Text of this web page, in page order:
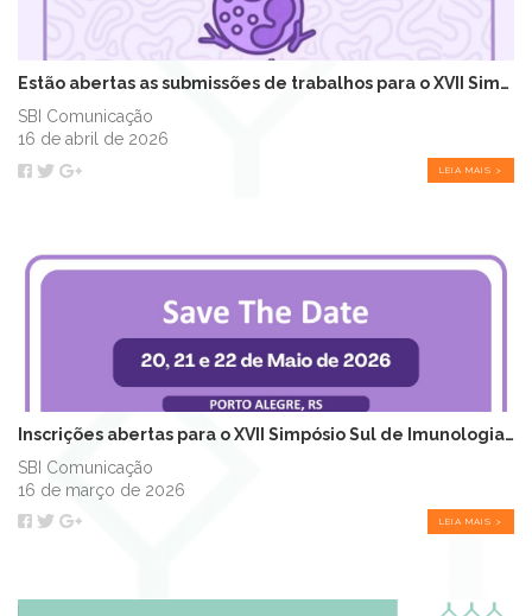
Estão abertas as submissões de trabalhos para o XVII Simpósio Sul de Imunolog...
SBI Comunicação
16 de abril de 2026
LEIA MAIS >
Inscrições abertas para o XVII Simpósio Sul de Imunologia (SSI)
SBI Comunicação
16 de março de 2026
LEIA MAIS >